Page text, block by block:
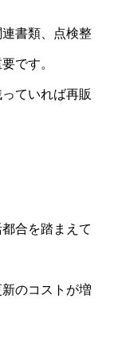
書類、点検整
です。
ていれば再販
合を踏まえて
のコストが増